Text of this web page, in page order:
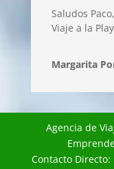
Saludos
Viaje a la
Margarita
Agencia de
Contacto Directo: